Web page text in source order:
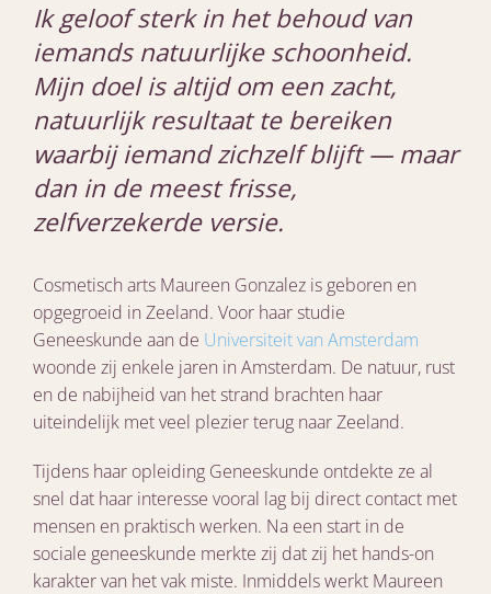
Ik geloof sterk in het behoud van
iemands natuurlijke schoonheid.
Mijn doel is altijd om een zacht,
natuurlijk resultaat te bereiken
waarbij iemand zichzelf blijft — maar
dan in de meest frisse,
zelfverzekerde versie.
Cosmetisch arts Maureen Gonzalez is geboren en
opgegroeid in Zeeland. Voor haar studie
Geneeskunde aan de Universiteit van Amsterdam
woonde zij enkele jaren in Amsterdam. De natuur, rust
en de nabijheid van het strand brachten haar
uiteindelijk met veel plezier terug naar Zeeland.
Tijdens haar opleiding Geneeskunde ontdekte ze al
snel dat haar interesse vooral lag bij direct contact met
mensen en praktisch werken. Na een start in de
sociale geneeskunde merkte zij dat zij het hands-on
karakter van het vak miste. Inmiddels werkt Maureen